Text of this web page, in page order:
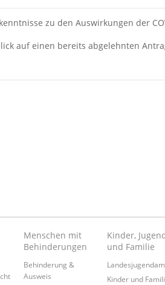
zu den Auswirkungen der
auf einen bereits abgelehnten
Menschen mit
Behinderungen
Behinderung &
Ausweis
Kinder,
und Familie
Kinder und